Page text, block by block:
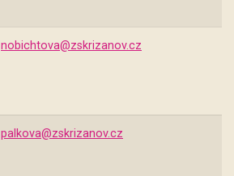
nobichtova@zskrizanov.cz
palkova@zskrizanov.cz